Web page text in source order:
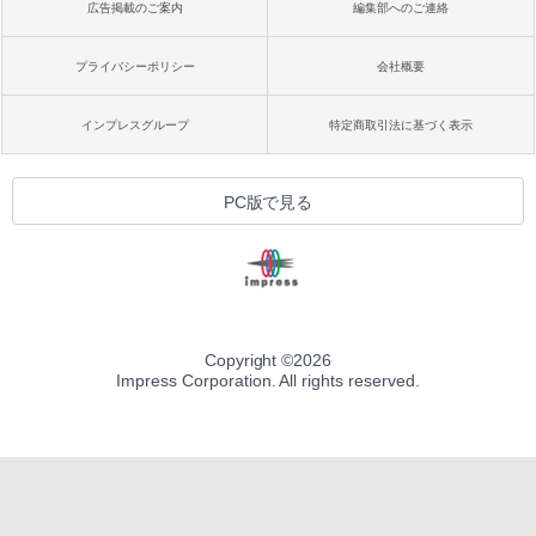
広告掲載のご案内 編集部へのご連絡
プライバシーポリシー 会社概要
インプレスグループ 特定商取引法に基づく表示
PC版で見る
Copyright ©2026
Impress Corporation. All rights reserved.